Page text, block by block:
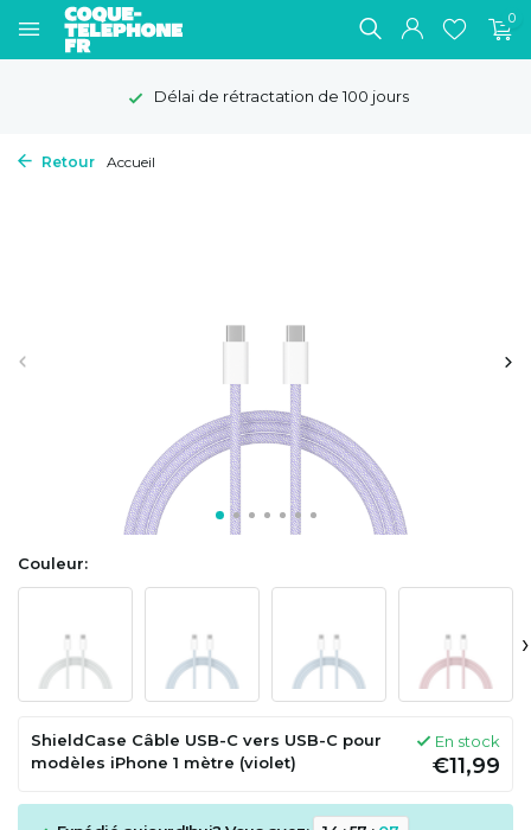
0
Délai de rétractation de 100 jours
Retour Accueil
Couleur:
›
ShieldCase Câble USB-C vers USB-C pour
modèles iPhone 1 mètre (violet)
En stock
€11,99